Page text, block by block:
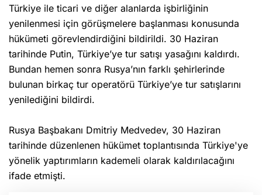
Türkiye ile ticari ve diğer alanlarda işbirliğinin
yenilenmesi için görüşmelere başlanması konusunda
hükümeti görevlendirdiğini bildirildi. 30 Haziran
tarihinde Putin, Türkiye’ye tur satışı yasağını kaldırdı.
Bundan hemen sonra Rusya’nın farklı şehirlerinde
bulunan birkaç tur operatörü Türkiye’ye tur satışlarını
yenilediğini bildirdi.
Rusya Başbakanı Dmitriy Medvedev, 30 Haziran
tarihinde düzenlenen hükümet toplantısında Türkiye'ye
yönelik yaptırımların kademeli olarak kaldırılacağını
ifade etmişti.